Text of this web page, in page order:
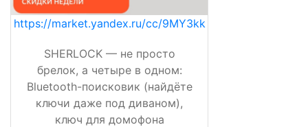
https://market.yandex.ru/cc/9MY3kk
SHERLOCK — не просто
брелок, а четыре в одном:
Bluetooth-поисковик (найдёте
ключи даже под диваном),
ключ для домофона